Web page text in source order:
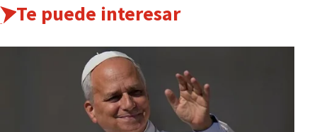
Te puede interesar